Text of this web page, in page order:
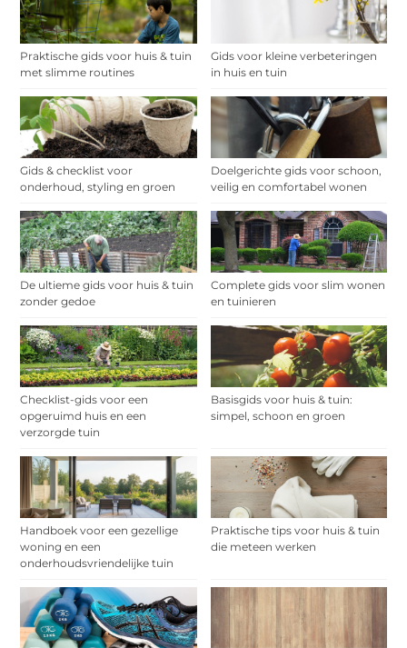
Praktische gids voor huis & tuin
met slimme routines
Gids voor kleine verbeteringen
in huis en tuin
Gids & checklist voor
onderhoud, styling en groen
Doelgerichte gids voor schoon,
veilig en comfortabel wonen
De ultieme gids voor huis & tuin
zonder gedoe
Complete gids voor slim wonen
en tuinieren
Checklist-gids voor een
opgeruimd huis en een
verzorgde tuin
Basisgids voor huis & tuin:
simpel, schoon en groen
Handboek voor een gezellige
woning en een
onderhoudsvriendelijke tuin
Praktische tips voor huis & tuin
die meteen werken